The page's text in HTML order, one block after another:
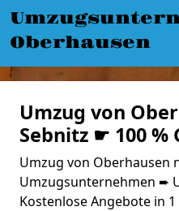
Oberhausen
Umzug von
Sebnitz ☛ 100
Umzug von Oberhausen
Umzugsunternehmen ➨
Kostenlose Angebote in 1